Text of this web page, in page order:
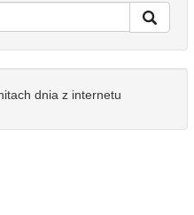
dnia z internetu